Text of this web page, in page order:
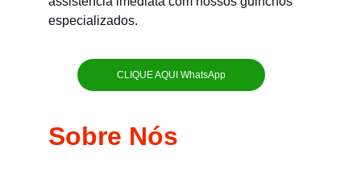
especializados.
CLIQUE AQUI WhatsApp
Sobre Nós